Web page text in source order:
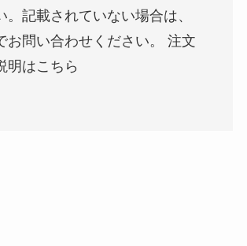
。記載されていない場合は、
お問い合わせください。 注文
明はこちら